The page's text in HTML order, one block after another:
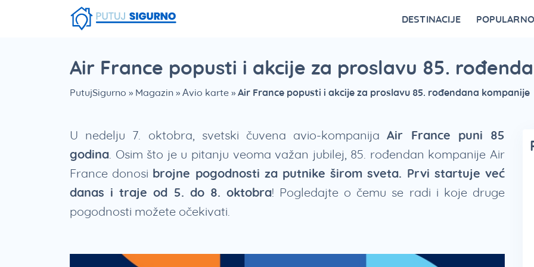
DESTINACIJE POPULARNO
Air France popusti i akcije za proslavu 85.
PutujSigurno » Magazin » Avio karte » Air France popusti i akcije za proslavu 85. rođendana kompanije
U nedelju 7. oktobra, svetski čuvena avio-kompanijaAir France puni 85
godina. Osim što je u pitanju veoma važan jubilej, 85. rođendan kompanije Air
France donosi brojne pogodnosti za putnike širom sveta. Prvi startuje već
danas i traje od 5. do 8. oktobra! Pogledajte o čemu se radi i koje druge
pogodnosti možete očekivati.